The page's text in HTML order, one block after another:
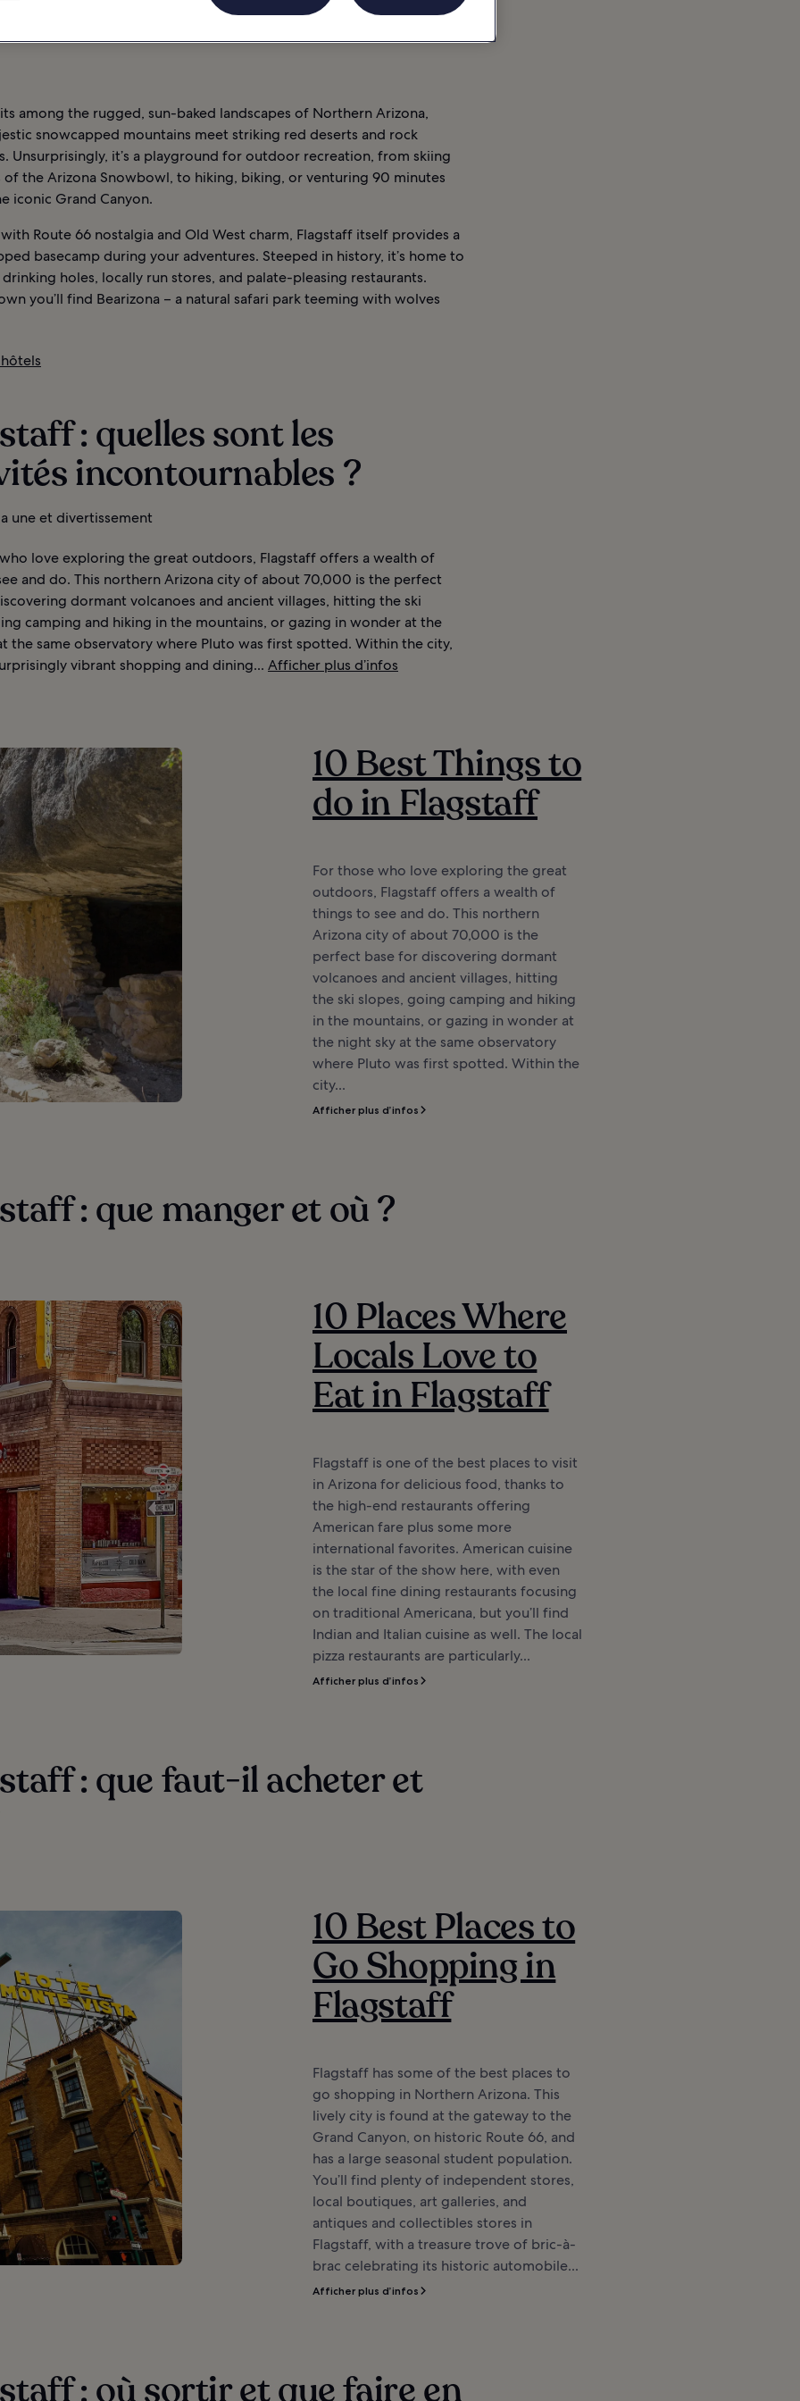
among the rugged, sun-baked landscapes of Northern Arizona,
snowcapped mountains meet striking red deserts and rock
Unsurprisingly, it’s a playground for outdoor recreation, from skiing
of the Arizona Snowbowl, to hiking, biking, or venturing 90 minutes
iconic Grand Canyon.
Route 66 nostalgia and Old West charm, Flagstaff itself provides a
basecamp during your adventures. Steeped in history, it’s home to
holes, locally run stores, and palate-pleasing restaurants.
you’ll find Bearizona – a natural safari park teeming with wolves
: quelles sont les
incontournables ?
une et divertissement
love exploring the great outdoors, Flagstaff offers a wealth of
and do. This northern Arizona city of about 70,000 is the perfect
dormant volcanoes and ancient villages, hitting the ski
camping and hiking in the mountains, or gazing in wonder at the
the same observatory where Pluto was first spotted. Within the city,
vibrant shopping and dining... Afficher plus d’infos
10 Best Things to
do in Flagstaff
For those who love exploring the great
outdoors, Flagstaff offers a wealth of
things to see and do. This northern
Arizona city of about 70,000 is the
perfect base for discovering dormant
volcanoes and ancient villages, hitting
the ski slopes, going camping and hiking
in the mountains, or gazing in wonder at
the night sky at the same observatory
where Pluto was first spotted. Within the
city...
Afficher plus d’infos
: que manger et où ?
10 Places Where
Locals Love to
Eat in Flagstaff
Flagstaff is one of the best places to visit
in Arizona for delicious food, thanks to
the high-end restaurants offering
American fare plus some more
international favorites. American cuisine
is the star of the show here, with even
the local fine dining restaurants focusing
on traditional Americana, but you’ll find
Indian and Italian cuisine as well. The local
pizza restaurants are particularly...
Afficher plus d’infos
: que faut-il acheter et
10 Best Places to
Go Shopping in
Flagstaff
Flagstaff has some of the best places to
go shopping in Northern Arizona. This
lively city is found at the gateway to the
Grand Canyon, on historic Route 66, and
has a large seasonal student population.
You’ll find plenty of independent stores,
local boutiques, art galleries, and
antiques and collectibles stores in
Flagstaff, with a treasure trove of bric-à-
brac celebrating its historic automobile...
Afficher plus d’infos
: où sortir et que faire en